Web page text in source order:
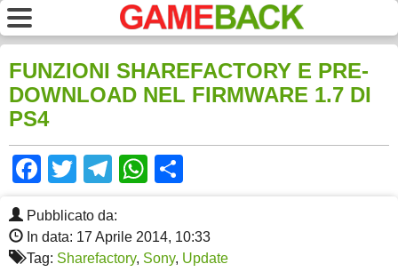
FUNZIONI SHAREFACTORY E PRE-
DOWNLOAD NEL FIRMWARE 1.7 DI
PS4
Facebook
TwitterTelegram
WhatsApp
Pubblicato da:
In data: 17 Aprile 2014, 10:33
Tag: Sharefactory, Sony, Update